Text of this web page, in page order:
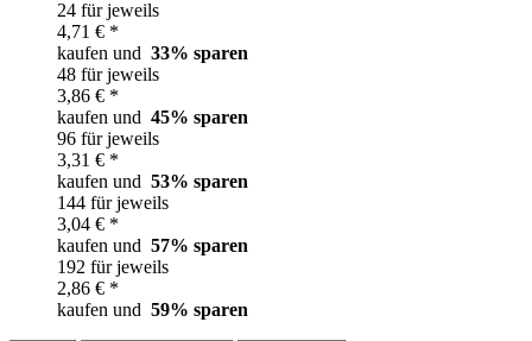
24 für jeweils
4,71 € *
kaufen und 33% sparen
48 für jeweils
3,86 € *
kaufen und 45% sparen
96 für jeweils
3,31 € *
kaufen und 53% sparen
144 für jeweils
3,04 € *
kaufen und 57% sparen
192 für jeweils
2,86 € *
kaufen und 59% sparen